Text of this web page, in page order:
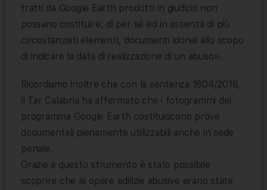
tratti da Google Earth prodotti in giudizio non
possano costituire, di per sé ed in assenza di più
circostanziati elementi, documenti idonei allo scopo
di indicare la data di realizzazione di un abuso».
Ricordiamo inoltre che con la sentenza 1604/2018,
il Tar Calabria ha affermato che i fotogrammi del
programma Google Earth costituiscono prove
documentali pienamente utilizzabili anche in sede
penale.
Grazie a questo strumento è stato possibile
scoprire che le opere edilizie abusive erano state